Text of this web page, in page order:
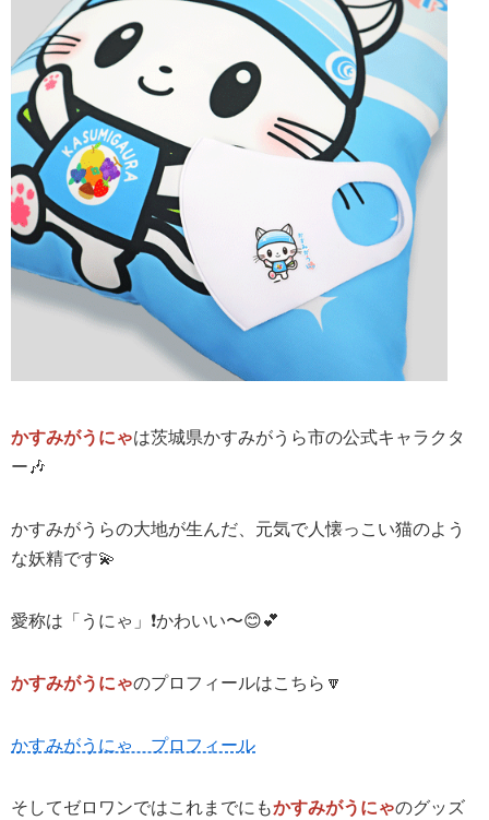
かすみがうにゃは茨城県かすみがうら市の公式キャラクタ
ー🎶
かすみがうらの大地が生んだ、元気で人懐っこい猫のよう
な妖精です💫
愛称は「うにゃ」❗️かわいい〜😊💕
かすみがうにゃのプロフィールはこちら🔽
かすみがうにゃ プロフィール
そしてゼロワンではこれまでにもかすみがうにゃのグッズ